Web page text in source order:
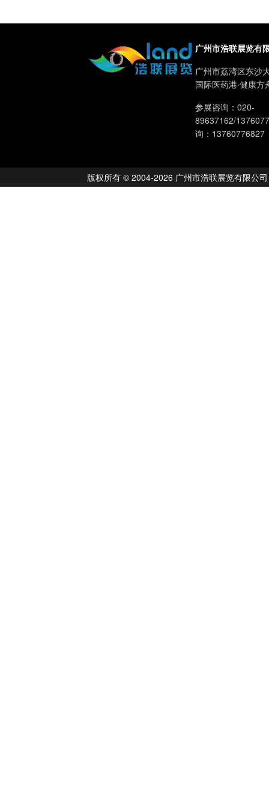
广州市浩联展览有
广州市荔湾区东沙
国际医药港·健康方
参展咨询：020-
89637162/
询：13760776827
版权所有 © 2004-2026 广州市浩联展览有限公